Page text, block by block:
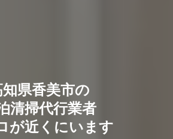
知県香美市の
清掃代行業者
が近くにいます